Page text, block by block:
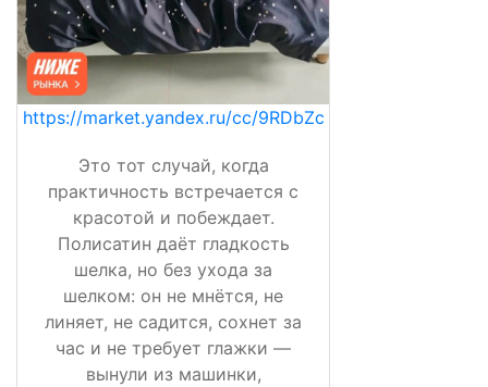
https://market.yandex.ru/cc/9RDbZc
Это тот случай, когда
практичность встречается с
красотой и побеждает.
Полисатин даёт гладкость
шелка, но без ухода за
шелком: он не мнётся, не
линяет, не садится, сохнет за
час и не требует глажки —
вынули из машинки,